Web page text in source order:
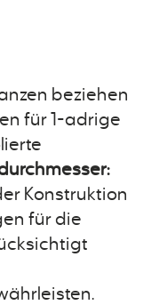
beziehen
für 1-adrige
Konstruktion
für die